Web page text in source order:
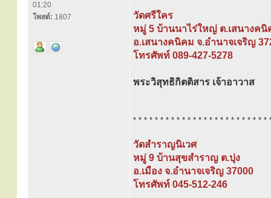
01:20
โพสต์: 1807
วัดศรีใคร
หมู่ 5 บ้านนาไร่ใหญ่ ต.เสนางคนิ
อ.เสนางคนิคม จ.อำนาจเจริญ
โทรศัพท์ 089-427-5278
พระวิสุทธิกิตติสาร เจ้าอาวาส
* * * * * * * * * * * * * * * * * * * * * * * * *
วัดสำราญนิเวศ
หมู่ 9 บ้านสุขสำราญ ต.บุ่ง
อ.เมือง จ.อำนาจเจริญ 37000
โทรศัพท์ 045-512-246